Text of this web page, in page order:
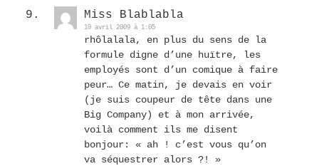
Miss Blablabla
10 avril 2009 à 1:05
rhôlalala, en plus du sens de la
formule digne d’une huïtre, les
employés sont d’un comique à faire
peur… Ce matin, je devais en voir
(je suis coupeur de tête dans une
Big Company) et à mon arrivée,
voilà comment ils me disent
bonjour: « ah ! c’est vous qu’on
va séquestrer alors ?! »